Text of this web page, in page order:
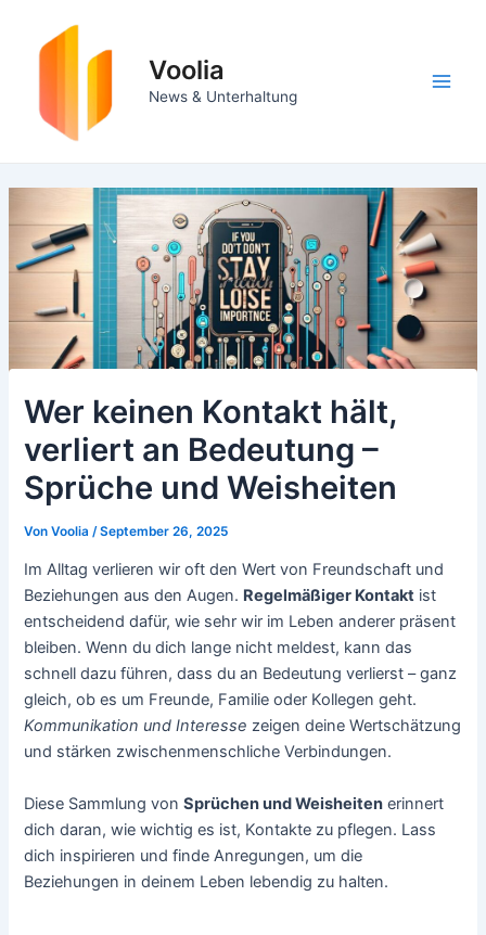
Voolia
News & Unterhaltung
Wer keinen Kontakt hält,
verliert an Bedeutung –
Sprüche und Weisheiten
VonVoolia/September 26, 2025
Im Alltag verlieren wir oft den Wert von Freundschaft und
Beziehungen aus den Augen. Regelmäßiger Kontakt ist
entscheidend dafür, wie sehr wir im Leben anderer präsent
bleiben. Wenn du dich lange nicht meldest, kann das
schnell dazu führen, dass du an Bedeutung verlierst – ganz
gleich, ob es um Freunde, Familie oder Kollegen geht.
Kommunikation und Interesse zeigen deine Wertschätzung
und stärken zwischenmenschliche Verbindungen.
Diese Sammlung vonSprüchen und Weisheiten erinnert
dich daran, wie wichtig es ist, Kontakte zu pflegen. Lass
dich inspirieren und finde Anregungen, um die
Beziehungen in deinem Leben lebendig zu halten.